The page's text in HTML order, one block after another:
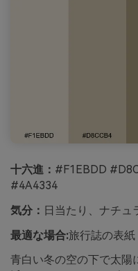
十六進： #F1EBDD
#4A4334
気分： 日当たり、ナチュ
最適な場合:旅行誌の表紙
青白い冬の空の下で太陽